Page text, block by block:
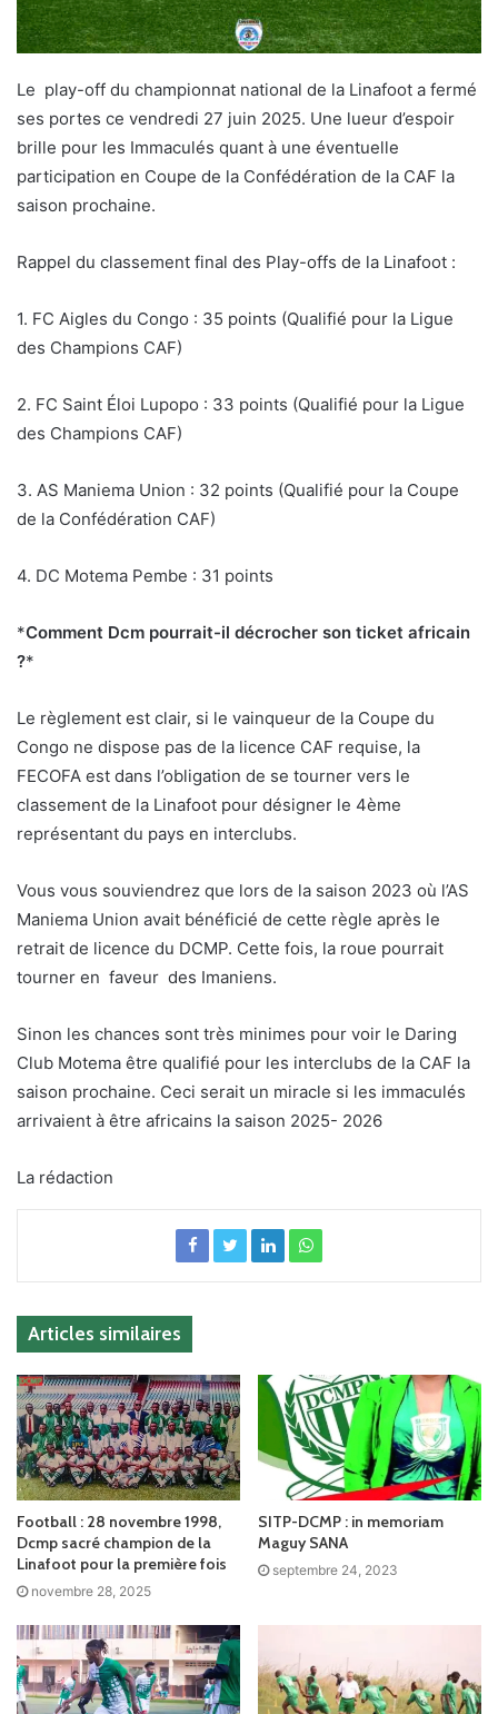
Le play-off du championnat national de la Linafoot a fermé
ses portes ce vendredi 27 juin 2025. Une lueur d’espoir
brille pour les Immaculés quant à une éventuelle
participation en Coupe de la Confédération de la CAF la
saison prochaine.
Rappel du classement final des Play-offs de la Linafoot :
1. FC Aigles du Congo : 35 points (Qualifié pour la Ligue
des Champions CAF)
2. FC Saint Éloi Lupopo : 33 points (Qualifié pour la Ligue
des Champions CAF)
3. AS Maniema Union : 32 points (Qualifié pour la Coupe
de la Confédération CAF)
4. DC Motema Pembe : 31 points
*Comment Dcm pourrait-il décrocher son ticket africain
?*
Le règlement est clair, si le vainqueur de la Coupe du
Congo ne dispose pas de la licence CAF requise, la
FECOFA est dans l’obligation de se tourner vers le
classement de la Linafoot pour désigner le 4ème
représentant du pays en interclubs.
Vous vous souviendrez que lors de la saison 2023 où l’AS
Maniema Union avait bénéficié de cette règle après le
retrait de licence du DCMP. Cette fois, la roue pourrait
tourner en faveur des Imaniens.
Sinon les chances sont très minimes pour voir le Daring
Club Motema être qualifié pour les interclubs de la CAF la
saison prochaine. Ceci serait un miracle si les immaculés
arrivaient à être africains la saison 2025- 2026
La rédaction
Articles similaires
Football : 28 novembre 1998,
Dcmp sacré champion de la
Linafoot pour la première fois
novembre 28, 2025
SITP-DCMP : in memoriam
Maguy SANA
septembre 24, 2023